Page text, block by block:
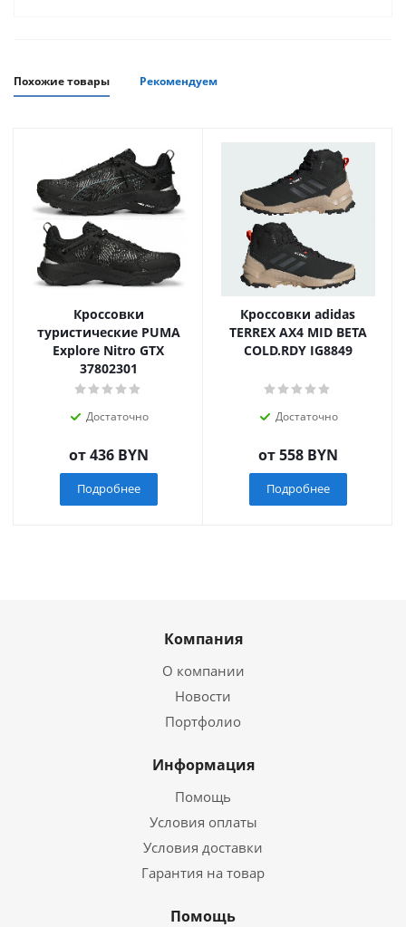
Похожие товары Рекомендуем
Кроссовки
туристические PUMA
Explore Nitro GTX
37802301
Достаточно
от436 BYN
Подробнее
Кроссовки adidas
TERREX AX4 MID BETA
COLD.RDY IG8849
Достаточно
от558 BYN
Подробнее
Компания
О компании
Новости
Портфолио
Информация
Помощь
Условия оплаты
Условия доставки
Гарантия на товар
Помощь